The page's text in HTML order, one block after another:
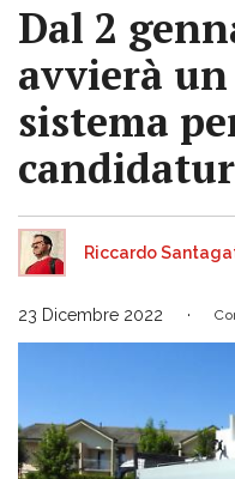
Dal 2
avvierà
sistema
Riccardo
23 Dicembre 2022